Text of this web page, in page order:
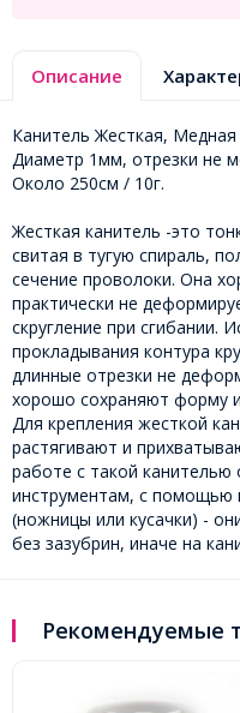
Описание
Канитель Жесткая, Медная
Диаметр 1мм, отрезки не
Около 250см / 10г.
Жесткая канитель -это
свитая в тугую спираль,
сечение проволоки. Она
практически не
скругление при сгибании.
прокладывания контура
длинные отрезки не
хорошо сохраняют форму
Для крепления жесткой
растягивают и
работе с такой
инструментам, с помощью
(ножницы или кусачки) -
без зазубрин, иначе на
Рекомендуемые